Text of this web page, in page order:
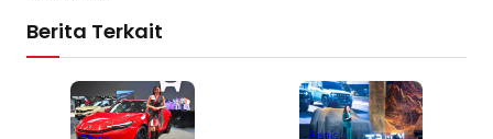
Berita Terkait
Bisnis